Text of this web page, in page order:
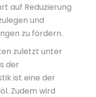
auf Reduzierung
und
zu fördern.
zuletzt unter
der
ist eine der
Zudem wird